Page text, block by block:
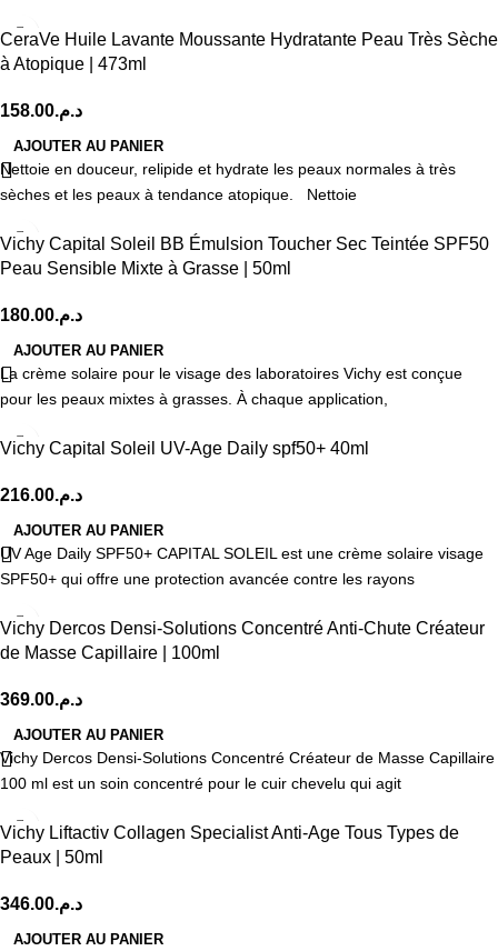
CeraVe Huile Lavante Moussante Hydratante Peau Très Sèche
à Atopique | 473ml
د.م.158.00
AJOUTER AU PANIER
Nettoie en douceur, relipide et hydrate les peaux normales à très
sèches et les peaux à tendance atopique. Nettoie
Vichy Capital Soleil BB Émulsion Toucher Sec Teintée SPF50
Peau Sensible Mixte à Grasse | 50ml
د.م.180.00
AJOUTER AU PANIER
La crème solaire pour le visage des laboratoires Vichy est conçue
pour les peaux mixtes à grasses. À chaque application,
Vichy Capital Soleil UV-Age Daily spf50+ 40ml
د.م.216.00
AJOUTER AU PANIER
UV Age Daily SPF50+ CAPITAL SOLEIL est une crème solaire visage
SPF50+ qui offre une protection avancée contre les rayons
Vichy Dercos Densi-Solutions Concentré Anti-Chute Créateur
de Masse Capillaire | 100ml
د.م.369.00
AJOUTER AU PANIER
Vichy Dercos Densi-Solutions Concentré Créateur de Masse Capillaire
100 ml est un soin concentré pour le cuir chevelu qui agit
Vichy Liftactiv Collagen Specialist Anti-Age Tous Types de
Peaux | 50ml
د.م.346.00
AJOUTER AU PANIER